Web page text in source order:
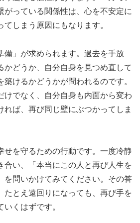
がっている関係性は、心を不安定に
てしまう原因にもなります。
備」が求められます。過去を手放
かどうか、自分自身を見つめ直して
築けるかどうかが問われるのです。
けでなく、自分自身も内面から変わ
れば、再び同じ壁にぶつかってしま
せを守るための行動です。一度冷静
合い、「本当にこの人と再び人生を
を問いかけてみてください。その答
たとえ遠回りになっても、再び手を
くはずです。